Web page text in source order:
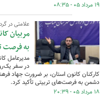
۱۹ مرداد ۰۵ - ۰۸:۳۵
علامتی در
مربیان
به فرصت
مدیرعامل
در سفر
کارکنان کانون استان، بر ضرورت جهاد
دشمن به فرصت‌های تربیتی تأکید کرد.
۱۸ مرداد ۰۵ - ۲۰:۳۹